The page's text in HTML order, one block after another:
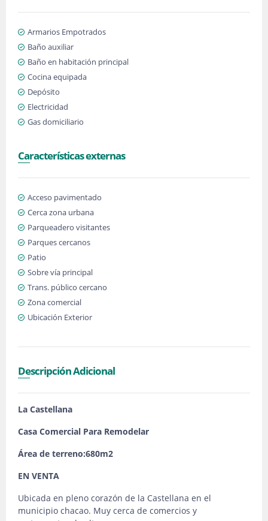
Armarios Empotrados
Baño auxiliar
Baño en habitación principal
Cocina equipada
Depósito
Electricidad
Gas domiciliario
Características externas
Acceso pavimentado
Cerca zona urbana
Parqueadero visitantes
Parques cercanos
Patio
Sobre vía principal
Trans. público cercano
Zona comercial
Ubicación Exterior
Descripción Adicional
La Castellana
Casa Comercial Para Remodelar
Área de terreno:680m2
EN VENTA
Ubicada en pleno corazón de la Castellana en el
municipio chacao. Muy cerca de comercios y